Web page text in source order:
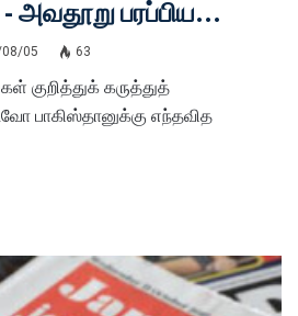
பரப்பிய
சாட்டையடி கொடுத்த
05 63
குறித்துக் கருத்துத்
பாகிஸ்தானுக்கு எந்தவித